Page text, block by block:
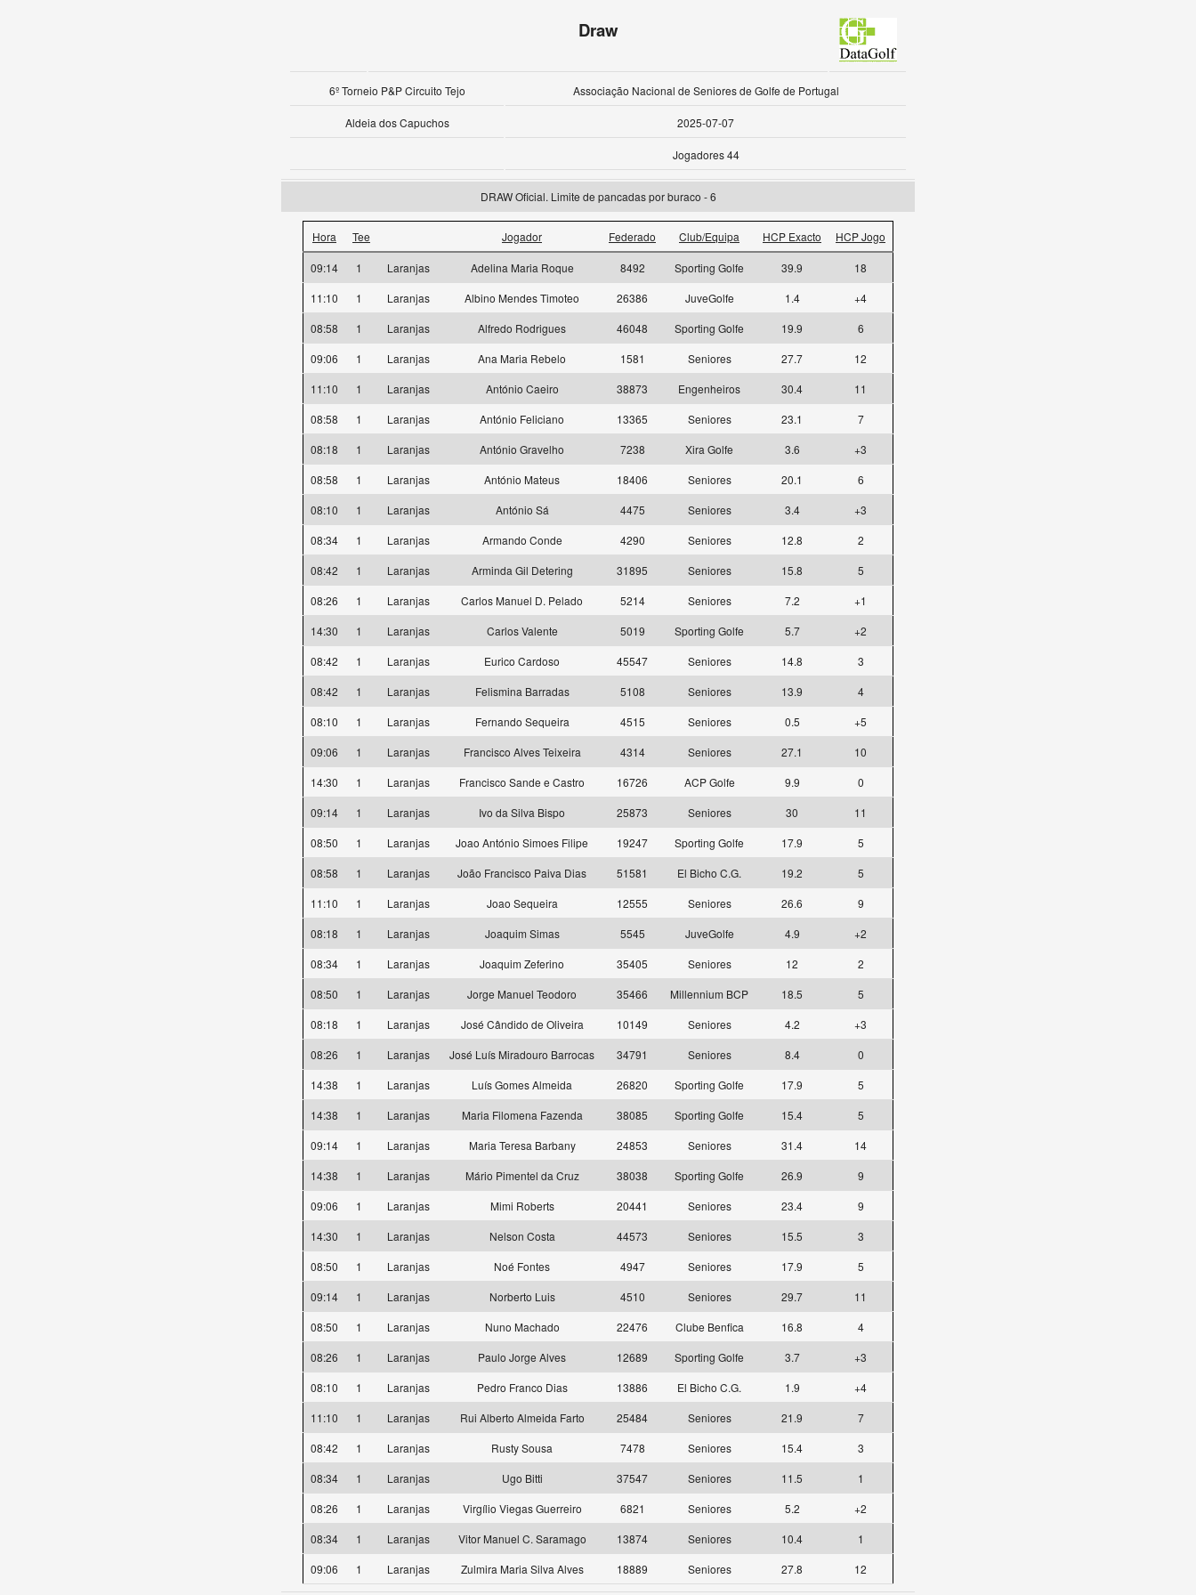
Draw
6º Torneio P&P Circuito Tejo Associação Nacional de Seniores de Golfe de Portugal
Aldeia dos Capuchos 2025-07-07
Jogadores 44
DRAW Oficial. Limite de pancadas por buraco - 6
Hora Tee Jogador Federado Club/Equipa HCP Exacto HCP Jogo
09:14 1 Laranjas Adelina Maria Roque 8492 Sporting Golfe 39.9
18
11:10
1 Laranjas Albino Mendes Timoteo 26386 JuveGolfe 1.4
+4
08:58
1 Laranjas Alfredo Rodrigues 46048 Sporting Golfe 19.9
6
09:06
1 Laranjas Ana Maria Rebelo 1581 Seniores 27.7
12
11:10
1 Laranjas António Caeiro 38873 Engenheiros 30.4
11
08:58
1 Laranjas António Feliciano 13365 Seniores 23.1
7
08:18
1 Laranjas António Gravelho 7238 Xira Golfe 3.6
+3
08:58
1 Laranjas António Mateus 18406 Seniores 20.1
6
08:10
1 Laranjas António Sá 4475 Seniores 3.4
+3
08:34
1 Laranjas Armando Conde 4290 Seniores 12.8
2
08:42
1 Laranjas Arminda Gil Detering 31895 Seniores 15.8
5
08:26
1 Laranjas Carlos Manuel D. Pelado 5214 Seniores 7.2
+1
14:30
1 Laranjas Carlos Valente 5019 Sporting Golfe 5.7
+2
08:42
1 Laranjas Eurico Cardoso 45547 Seniores 14.8
3
08:42
1 Laranjas Felismina Barradas 5108 Seniores 13.9
4
08:10
1 Laranjas Fernando Sequeira 4515 Seniores 0.5
+5
09:06
1 Laranjas Francisco Alves Teixeira 4314 Seniores 27.1
10
14:30
1 Laranjas Francisco Sande e Castro 16726 ACP Golfe 9.9
0
09:14
1 Laranjas Ivo da Silva Bispo 25873 Seniores 30
11
08:50
1 Laranjas Joao António Simoes Filipe 19247 Sporting Golfe 17.9
5
08:58
1 Laranjas João Francisco Paiva Dias 51581 El Bicho C.G. 19.2
5
11:10
1 Laranjas Joao Sequeira 12555 Seniores 26.6
9
08:18
1 Laranjas Joaquim Simas 5545 JuveGolfe 4.9
+2
08:34
1 Laranjas Joaquim Zeferino 35405 Seniores 12
2
08:50
1 Laranjas Jorge Manuel Teodoro 35466 Millennium BCP 18.5
5
08:18
1 Laranjas José Cândido de Oliveira 10149 Seniores 4.2
+3
08:26
1 Laranjas José Luís Miradouro Barrocas 34791 Seniores 8.4
0
14:38
1 Laranjas Luís Gomes Almeida 26820 Sporting Golfe 17.9
5
14:38
1 Laranjas Maria Filomena Fazenda 38085 Sporting Golfe 15.4
5
09:14
1 Laranjas Maria Teresa Barbany 24853 Seniores 31.4
14
14:38
1 Laranjas Mário Pimentel da Cruz 38038 Sporting Golfe 26.9
9
09:06
1 Laranjas Mimi Roberts 20441 Seniores 23.4
9
14:30
1 Laranjas Nelson Costa 44573 Seniores 15.5
3
08:50
1 Laranjas Noé Fontes 4947 Seniores 17.9
5
09:14
1 Laranjas Norberto Luis 4510 Seniores 29.7
11
08:50
1 Laranjas Nuno Machado 22476 Clube Benfica 16.8
4
08:26
1 Laranjas Paulo Jorge Alves 12689 Sporting Golfe 3.7
+3
08:10
1 Laranjas Pedro Franco Dias 13886 El Bicho C.G. 1.9
+4
11:10
1 Laranjas Rui Alberto Almeida Farto 25484 Seniores 21.9
7
08:42
1 Laranjas Rusty Sousa 7478 Seniores 15.4
3
08:34
1 Laranjas Ugo Bitti 37547 Seniores 11.5
1
08:26
1 Laranjas Virgílio Viegas Guerreiro 6821 Seniores 5.2
+2
08:34
1 Laranjas Vitor Manuel C. Saramago 13874 Seniores 10.4
1
09:06
1 Laranjas Zulmira Maria Silva Alves 18889 Seniores 27.8 12